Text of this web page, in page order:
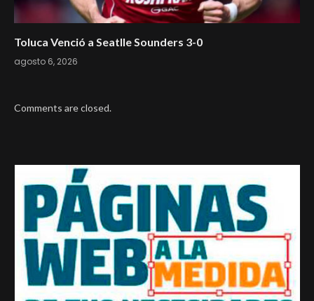
Toluca Venció a Seatlle Sounders 3-0
agosto 6, 2026
Comments are closed.